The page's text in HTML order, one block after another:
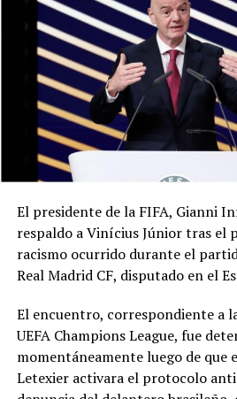
El presidente de la FIFA, Gianni
respaldo a Vinícius Júnior tras el
racismo ocurrido durante el
Real Madrid CF, disputado en el
El encuentro, correspondiente a
UEFA Champions League, fue
momentáneamente luego de que
Letexier activara el protocolo